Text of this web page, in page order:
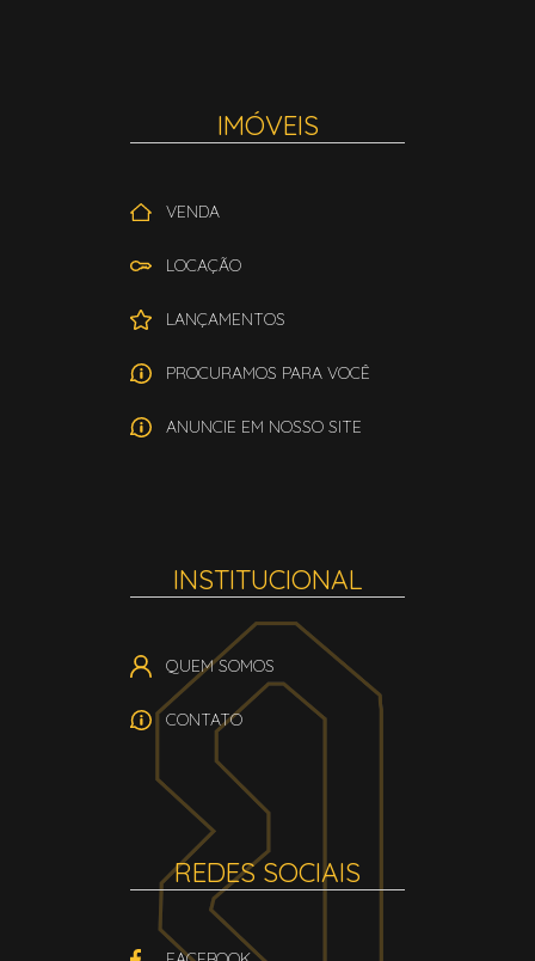
IMÓVEIS
VENDA
LOCAÇÃO
LANÇAMENTOS
PROCURAMOS PARA VOCÊ
ANUNCIE EM NOSSO SITE
INSTITUCIONAL
QUEM SOMOS
CONTATO
REDES SOCIAIS